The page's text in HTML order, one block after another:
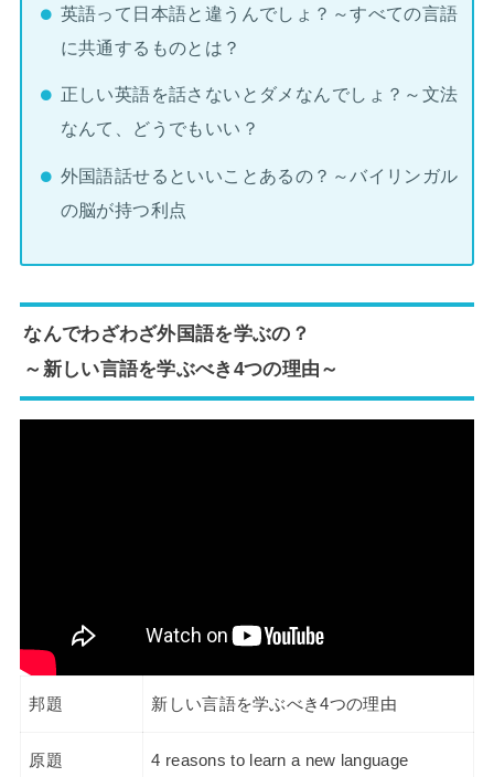
英語って日本語と違うんでしょ？～すべての言語
に共通するものとは？
正しい英語を話さないとダメなんでしょ？～文法
なんて、どうでもいい？
外国語話せるといいことあるの？～バイリンガル
の脳が持つ利点
なんでわざわざ外国語を学ぶの？
～新しい言語を学ぶべき4つの理由～
邦題 新しい言語を学ぶべき4つの理由
原題 4 reasons to learn a new language